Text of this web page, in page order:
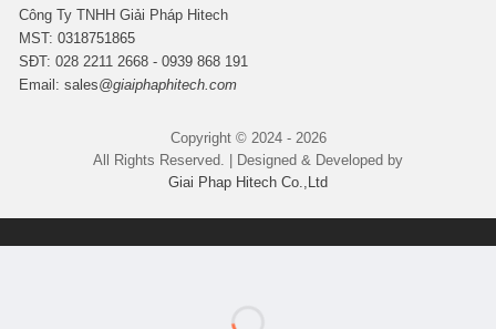
Công Ty TNHH Giải Pháp Hitech
MST: 0318751865
SĐT: 028 2211 2668 - 0939 868 191
Email: sales@giaiphaphitech.com
Copyright © 2024 - 2026
All Rights Reserved. | Designed & Developed by
Giai Phap Hitech Co.,Ltd